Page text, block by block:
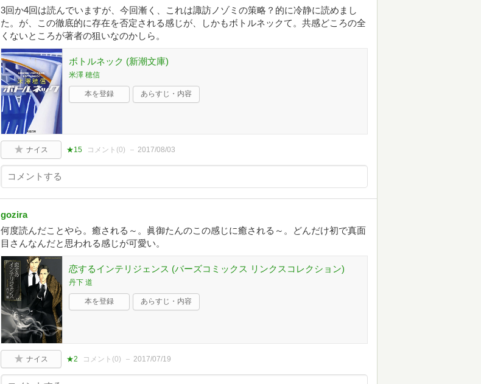
3回か4回は読んでいますが、今回漸く、これは諏訪ノゾミの策略？的に冷静に読めまし
た。が、この徹底的に存在を否定される感じが、しかもボトルネックて。共感どころの全
くないところが著者の狙いなのかしら。
ボトルネック (新潮文庫)
米澤 穂信
本を登録 あらすじ・内容
ナイス ★15 コメント(0) 2017/08/03
gozira
何度読んだことやら。癒される～。眞御たんのこの感じに癒される～。どんだけ初で真面
目さんなんだと思われる感じが可愛い。
恋するインテリジェンス (バーズコミックス リンクスコレクション)
丹下 道
本を登録 あらすじ・内容
ナイス ★2 コメント(0) 2017/07/19